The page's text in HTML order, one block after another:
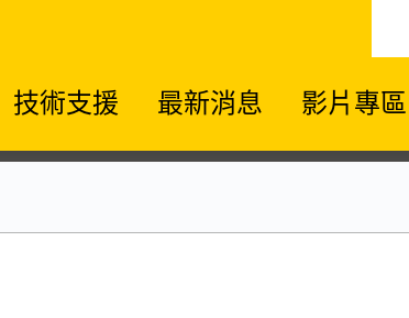
技術支援 最新消息 影片專區